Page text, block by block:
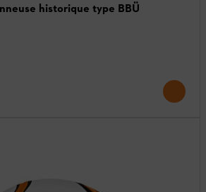
historique type BBÜ